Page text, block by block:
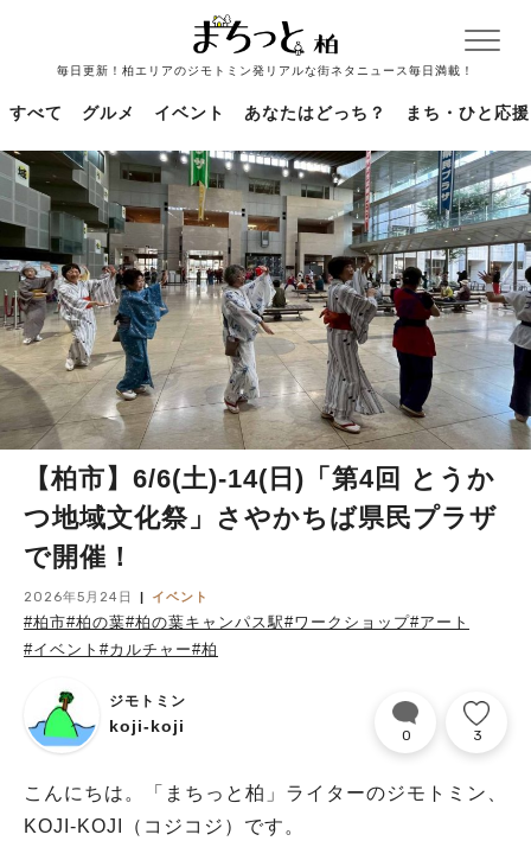
毎日更新！柏エリアのジモトミン発リアルな街ネタニュース毎日満載！
すべて グルメ イベント あなたはどっち？ まち・ひと応援
【柏市】6/6(土)-14(日)「第4回 とうか
つ地域文化祭」さやかちば県民プラザ
で開催！
2026年5月24日 イベント
#柏市#柏の葉#柏の葉キャンパス駅#ワークショップ#アート
#イベント #カルチャー#柏
ジモトミン
koji-koji 0 3
こんにちは。「まちっと柏」ライターのジモトミン、
KOJI-KOJI（コジコジ）です。